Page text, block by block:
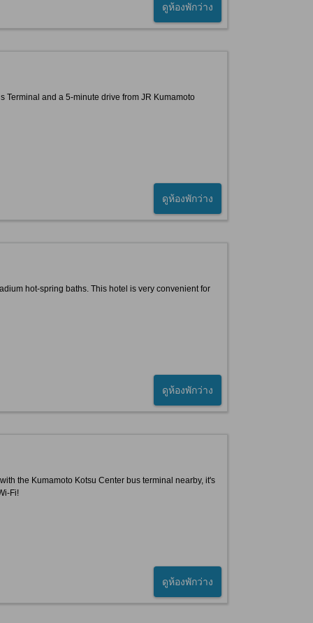
ดูห้องพักว่าง
Terminal and a 5-minute drive from JR Kumamoto
ดูห้องพักว่าง
hot-spring baths. This hotel is very convenient for
ดูห้องพักว่าง
the Kumamoto Kotsu Center bus terminal nearby, it's
Fi!
ดูห้องพักว่าง